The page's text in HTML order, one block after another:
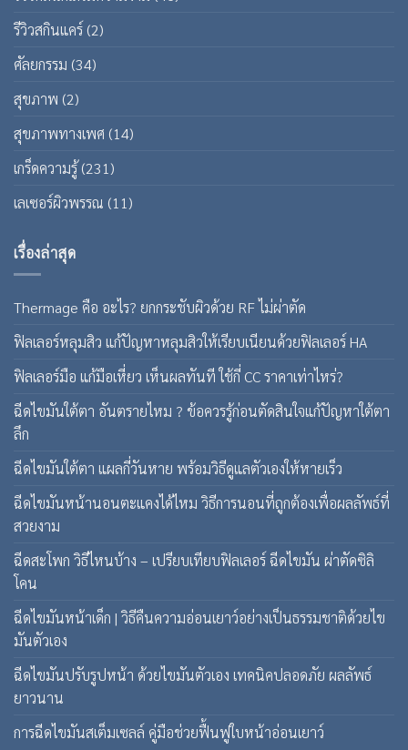
รีวิวสกินแคร์ (2)
ศัลยกรรม (34)
สุขภาพ (2)
สุขภาพทางเพศ (14)
เกร็ดความรู้(231)
เลเซอร์ผิวพรรณ (11)
เรื่องล่าสุด
Thermage คือ อะไร? ยกกระชับผิวด้วย RF ไม่ผ่าตัด
ฟิลเลอร์หลุมสิว แก้ปัญหาหลุมสิวให้เรียบเนียนด้วยฟิลเลอร์ HA
ฟิลเลอร์มือ แก้มือเหี่ยว เห็นผลทันที ใช้กี่ CC ราคาเท่าไหร่?
ฉีดไขมันใต้ตา อันตรายไหม ? ข้อควรรู้ก่อนตัดสินใจแก้ปัญหาใต้ตา
ลึก
ฉีดไขมันใต้ตา แผลกี่วันหาย พร้อมวิธีดูแลตัวเองให้หายเร็ว
ฉีดไขมันหน้านอนตะแคงได้ไหม วิธีการนอนที่ถูกต้องเพื่อผลลัพธ์ที่
สวยงาม
ฉีดสะโพก วิธีไหนบ้าง – เปรียบเทียบฟิลเลอร์ ฉีดไขมัน ผ่าตัดซิลิ
โคน
ฉีดไขมันหน้าเด็ก | วิธีคืนความอ่อนเยาว์อย่างเป็นธรรมชาติด้วยไข
มันตัวเอง
ฉีดไขมันปรับรูปหน้า ด้วยไขมันตัวเอง เทคนิคปลอดภัย ผลลัพธ์
ยาวนาน
การฉีดไขมันสเต็มเซลล์ คู่มือช่วยฟื้นฟูใบหน้าอ่อนเยาว์